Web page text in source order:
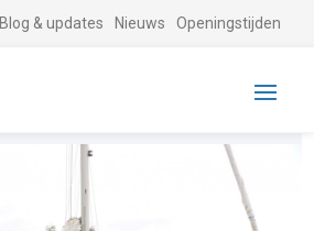
Blog & updates Nieuws Openingstijden